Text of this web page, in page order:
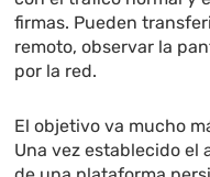
firmas. Pueden
remoto, observar la
por la red.
El objetivo va mucho
Una vez establecido el